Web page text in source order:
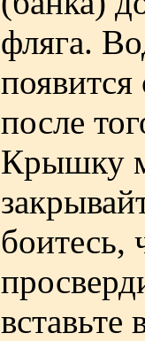
фляга.
появится
после
Крышку
боитесь,
вставьте